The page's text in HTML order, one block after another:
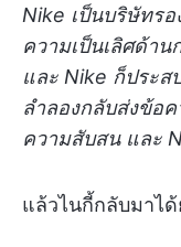
Nike เป็นบริษัทร
ความเป็นเลิศด้า
และ Nike ก็ประส
ลำลองกลับส่งข้อ
ความสับสน และ
แล้วไนกี้กลับมาไ